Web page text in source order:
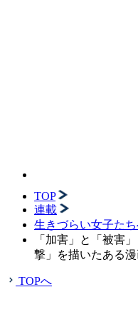
TOP
連載
生きづらい女子た
「加害」と「被害
撃」を描いたある
TOPへ